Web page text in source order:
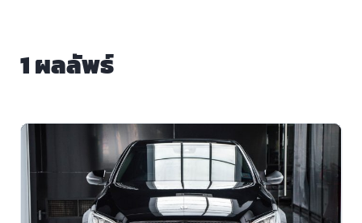
1 ผลลัพธ์